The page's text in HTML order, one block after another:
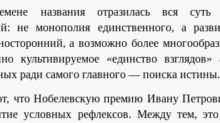
названия отразилась вся суть
не монополия единственного, а
а возможно более
культивируемое «единство взглядов»
ради самого главного — поиска истины.
что Нобелевскую премию Ивану
условных рефлексов. Между тем,